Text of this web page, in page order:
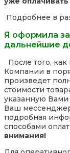
Подробнее в
Я оформила
дальнейшие
После того,
Компании в
произведет
стоимости
указанную Вами
Ваш
подробная
способами
внимания!